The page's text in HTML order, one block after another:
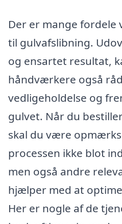
Der er mange fordele
til gulvafslibning.
og ensartet resultat,
håndværkere også
vedligeholdelse og
gulvet. Når du
skal du være
processen ikke blot
men også andre
hjælper med at
Her er nogle af de